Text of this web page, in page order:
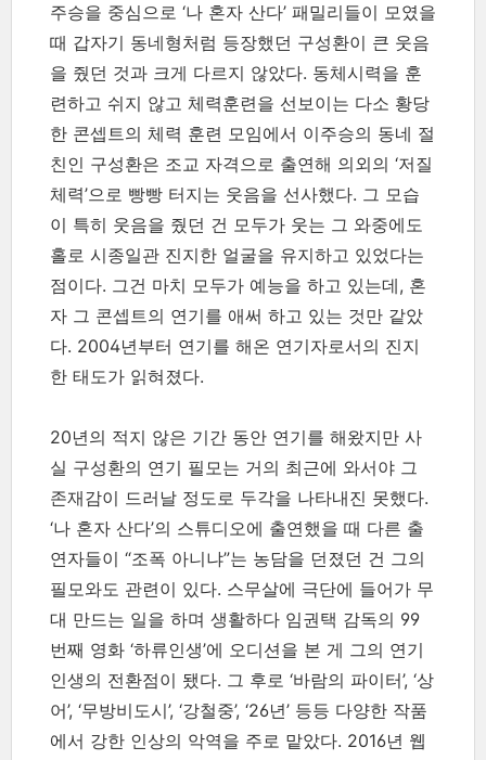
주승을 중심으로 ‘나 혼자 산다’ 패밀리들이 모였을
때 갑자기 동네형처럼 등장했던 구성환이 큰 웃음
을 줬던 것과 크게 다르지 않았다. 동체시력을 훈
련하고 쉬지 않고 체력훈련을 선보이는 다소 황당
한 콘셉트의 체력 훈련 모임에서 이주승의 동네 절
친인 구성환은 조교 자격으로 출연해 의외의 ‘저질
체력’으로 빵빵 터지는 웃음을 선사했다. 그 모습
이 특히 웃음을 줬던 건 모두가 웃는 그 와중에도
홀로 시종일관 진지한 얼굴을 유지하고 있었다는
점이다. 그건 마치 모두가 예능을 하고 있는데, 혼
자 그 콘셉트의 연기를 애써 하고 있는 것만 같았
다. 2004년부터 연기를 해온 연기자로서의 진지
한 태도가 읽혀졌다.
20년의 적지 않은 기간 동안 연기를 해왔지만 사
실 구성환의 연기 필모는 거의 최근에 와서야 그
존재감이 드러날 정도로 두각을 나타내진 못했다.
‘나 혼자 산다’의 스튜디오에 출연했을 때 다른 출
연자들이 “조폭 아니냐”는 농담을 던졌던 건 그의
필모와도 관련이 있다. 스무살에 극단에 들어가 무
대 만드는 일을 하며 생활하다 임권택 감독의 99
번째 영화 ‘하류인생’에 오디션을 본 게 그의 연기
인생의 전환점이 됐다. 그 후로 ‘바람의 파이터’, ‘상
어’, ‘무방비도시’, ‘강철중’, ‘26년’ 등등 다양한 작품
에서 강한 인상의 악역을 주로 맡았다. 2016년 웹